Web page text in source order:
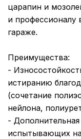
царапин и
и профессионалу
гараже.
Преимущества:
-
истиранию
(сочетание
нейлона,
-
испытывающих